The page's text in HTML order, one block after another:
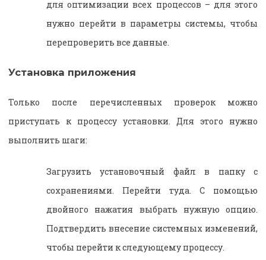
для оптимизации всех процессов – для этого
нужно перейти в параметры системы, чтобы
перепроверить все данные.
Установка приложения
Только после перечисленных проверок можно
приступать к процессу установки. Для этого нужно
выполнить шаги:
Загрузить установочный файл в папку с
сохранениями. Перейти туда. С помощью
двойного нажатия выбрать нужную опцию.
Подтвердить внесение системных изменений,
чтобы перейти к следующему процессу.